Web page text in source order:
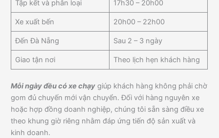
Tập kết và phân loại 17h30 – 20h00
Xe xuất bến 20h00 – 22h00
Đến Đà Nẵng Sau 2 – 3 ngày
Giao tận nơi Theo lịch hẹn khách hàng
Mỗi ngày đều có xe chạy giúp khách hàng không phải chờ
gom đủ chuyến mới vận chuyển. Đối với hàng nguyên xe
hoặc hợp đồng doanh nghiệp, chúng tôi sẵn sàng điều xe
theo khung giờ riêng nhằm đáp ứng tiến độ sản xuất và
kinh doanh.